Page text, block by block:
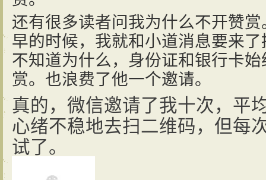
还有很多读者问我为什么不开赞
早的时候，我就和小道消息要来
不知道为什么，身份证和银行卡
赏。也浪费了他一个邀请。
真的，微信邀请了我十次，平
心绪不稳地去扫二维码，但每
试了。